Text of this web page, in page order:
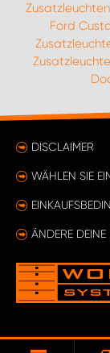
Ford
DISCLAIMER
WÄHLEN SIE
ÄNDERE